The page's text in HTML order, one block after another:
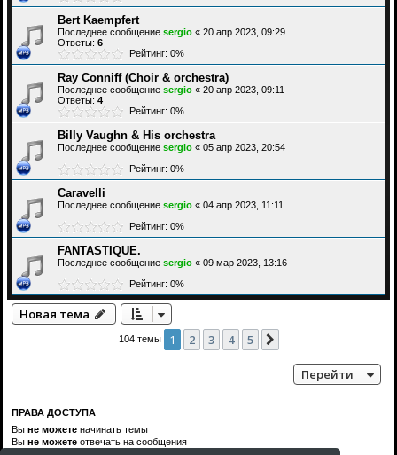
Bert Kaempfert
Последнее сообщение sergio « 20 апр 2023, 09:29
Ответы: 6
Рейтинг: 0%
Ray Conniff (Choir & orchestra)
Последнее сообщение sergio « 20 апр 2023, 09:11
Ответы: 4
Рейтинг: 0%
Billy Vaughn & His orchestra
Последнее сообщение sergio « 05 апр 2023, 20:54
Рейтинг: 0%
Caravelli
Последнее сообщение sergio « 04 апр 2023, 11:11
Рейтинг: 0%
FANTASTIQUE.
Последнее сообщение sergio « 09 мар 2023, 13:16
Рейтинг: 0%
Новая тема
104 темы 1 2 3 4 5
Перейти
ПРАВА ДОСТУПА
Вы не можете начинать темы
Вы не можете отвечать на сообщения